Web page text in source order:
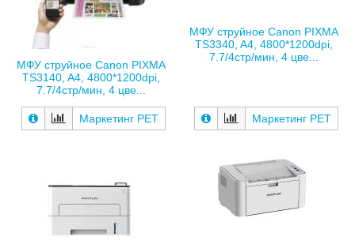
МФУ струйное Canon PIXMA
TS3140, A4, 4800*1200dpi,
7.7/4стр/мин, 4 цве...
Маркетинг РЕТ
МФУ струйное Canon PIXMA
TS3340, A4, 4800*1200dpi,
7.7/4стр/мин, 4 цве...
Маркетинг РЕТ